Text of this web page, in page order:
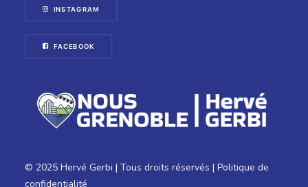
INSTAGRAM
FACEBOOK
© 2025 Hervé Gerbi | Tous droits réservés | Politique de
confidentialité